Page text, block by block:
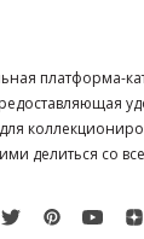
платформа-
делиться со